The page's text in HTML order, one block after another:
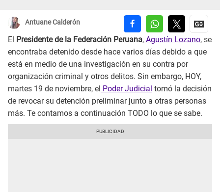
Antuane Calderón
El Presidente de la Federación Peruana, Agustín Lozano, se
encontraba detenido desde hace varios días debido a que
está en medio de una investigación en su contra por
organización criminal y otros delitos. Sin embargo, HOY,
martes 19 de noviembre, el Poder Judicial tomó la decisión
de revocar su detención preliminar junto a otras personas
más. Te contamos a continuación TODO lo que se sabe.